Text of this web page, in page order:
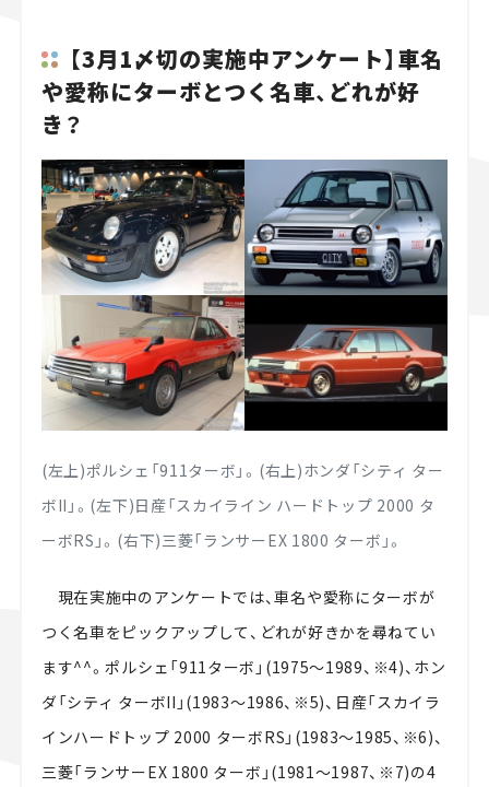
【3月1〆切の実施中アンケート】車名
や愛称にターボとつく名車、どれが好
き？
(左上)ポルシェ「911ターボ」。(右上)ホンダ「シティ ター
ボII」。 (左下)日産「スカイライン ハードトップ 2000 タ
ーボRS」。 (右下)三菱「ランサーEX 1800 ターボ」。
現在実施中のアンケートでは、車名や愛称にターボが
つく名車をピックアップして、どれが好きかを尋ねてい
ます^^。ポルシェ「911ターボ」(1975～1989、※4)、ホン
ダ「シティ ターボII」(1983～1986、※5)、日産「スカイラ
インハードトップ 2000 ターボRS」(1983～1985、※6)、
三菱「ランサーEX 1800 ターボ」(1981～1987、※7)の4